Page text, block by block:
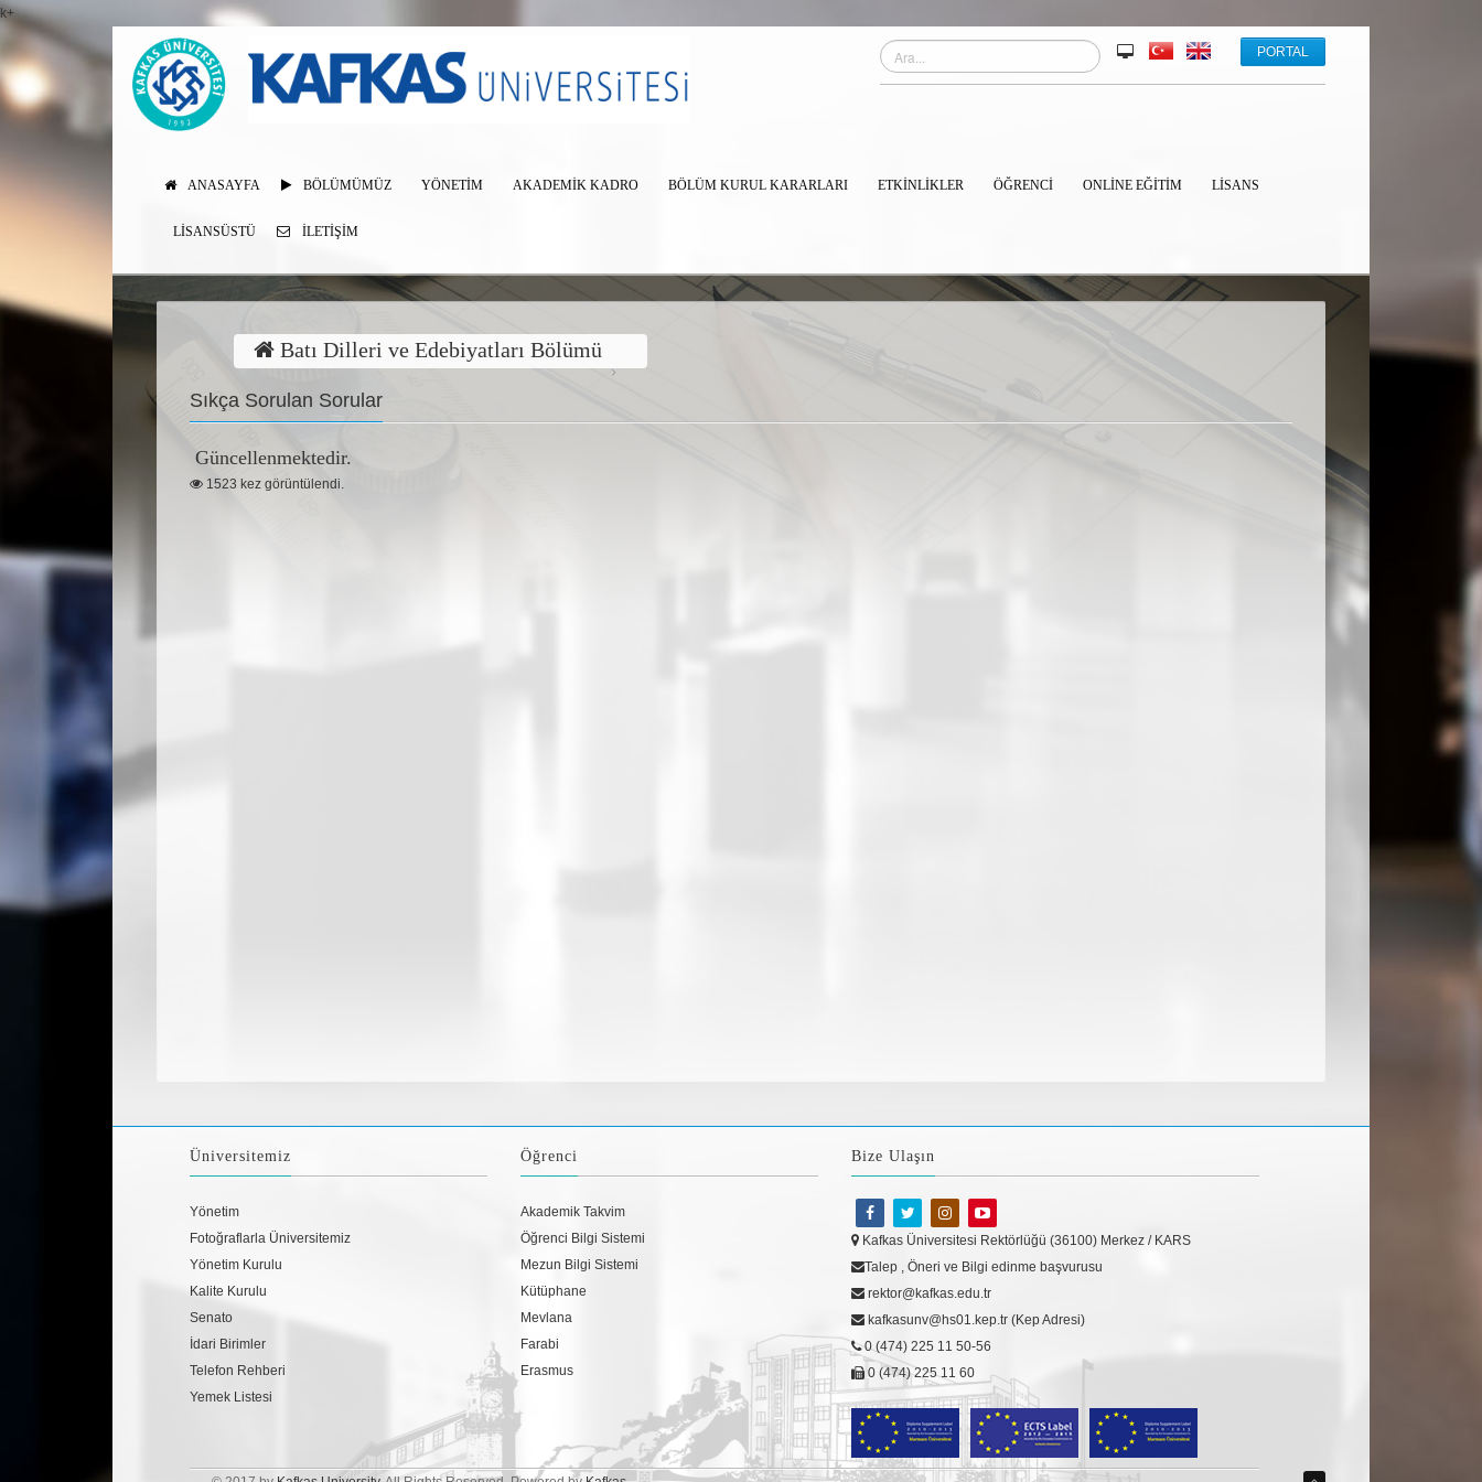
k+
PORTAL
ANASAYFA BÖLÜMÜMÜZ YÖNETİM AKADEMİK KADRO BÖLÜM KURUL KARARLARI ETKINLIKLER ÖĞRENCİ ONLINE EĞITIM LISANS
LISANSÜSTÜ İLETIŞIM
Batı Dilleri ve Edebiyatları Bölümü
Sıkça Sorulan Sorular
Güncellenmektedir.
1523 kez görüntülendi.
Üniversitemiz
Yönetim
Fotoğraflarla Üniversitemiz
Yönetim Kurulu
Kalite Kurulu
Senato
İdari Birimler
Telefon Rehberi
Yemek Listesi
Öğrenci
Akademik Takvim
Öğrenci Bilgi Sistemi
Mezun Bilgi Sistemi
Kütüphane
Mevlana
Farabi
Erasmus
Bize Ulaşın
Kafkas Üniversitesi Rektörlüğü (36100) Merkez / KARS
Talep , Öneri ve Bilgi edinme başvurusu
rektor@kafkas.edu.tr
kafkasunv@hs01.kep.tr (Kep Adresi)
0 (474) 225 11 50-56
0 (474) 225 11 60